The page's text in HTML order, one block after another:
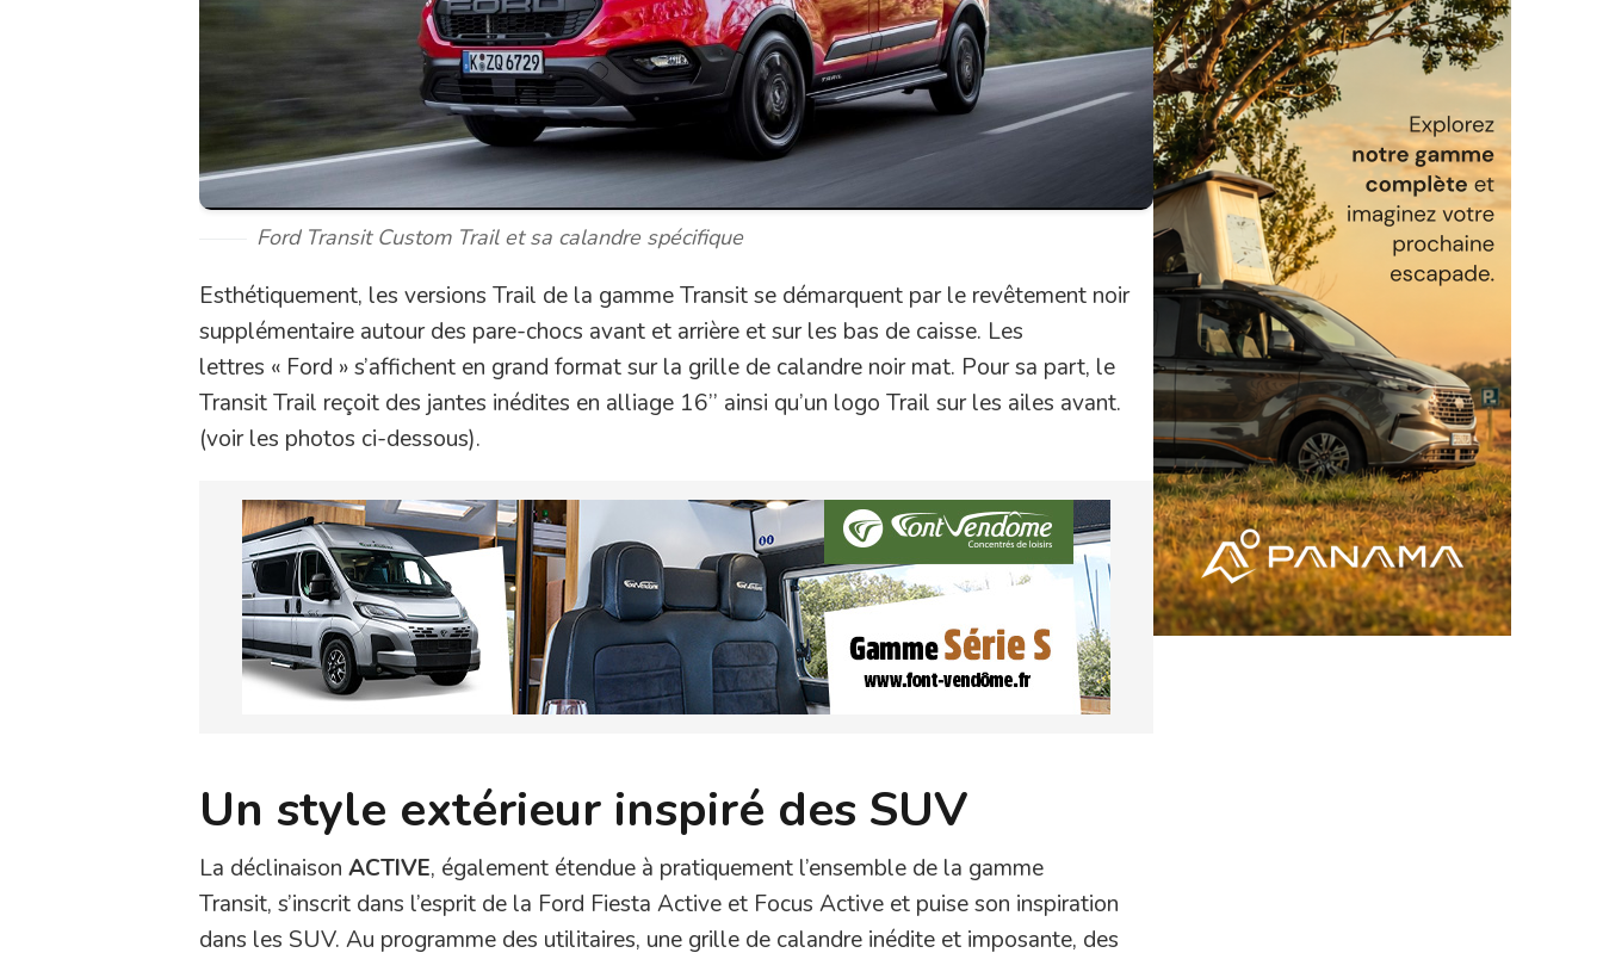
Ford Transit Custom Trail et sa calandre spécifique
Esthétiquement, les versions Trail de la gamme Transit se démarquent par le revêtement noir
supplémentaire autour des pare-chocs avant et arrière et sur les bas de caisse. Les
lettres « Ford » s’affichent en grand format sur la grille de calandre noir mat. Pour sa part, le
Transit Trail reçoit des jantes inédites en alliage 16’’ ainsi qu’un logo Trail sur les ailes avant.
(voir les photos ci-dessous).
Un style extérieur inspiré des SUV
La déclinaison ACTIVE, également étendue à pratiquement l’ensemble de la gamme
Transit, s’inscrit dans l’esprit de la Ford Fiesta Active et Focus Active et puise son inspiration
dans les SUV. Au programme des utilitaires, une grille de calandre inédite et imposante, des